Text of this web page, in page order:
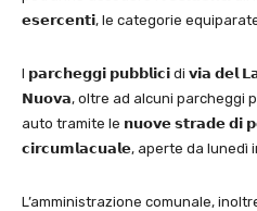
𝗲𝘀𝗲𝗿𝗰𝗲𝗻𝘁𝗶, le categorie
I 𝗽𝗮𝗿𝗰𝗵𝗲𝗴𝗴𝗶 𝗽𝘂𝗯𝗯𝗹𝗶𝗰𝗶 di 𝘃𝗶𝗮 𝗱𝗲𝗹
𝗡𝘂𝗼𝘃𝗮, oltre ad alcuni parcheggi
auto tramite le 𝗻𝘂𝗼𝘃𝗲 𝘀𝘁𝗿𝗮𝗱𝗲 𝗱𝗶
𝗰𝗶𝗿𝗰𝘂𝗺𝗹𝗮𝗰𝘂𝗮𝗹𝗲, aperte da lunedì
L’amministrazione comunale,